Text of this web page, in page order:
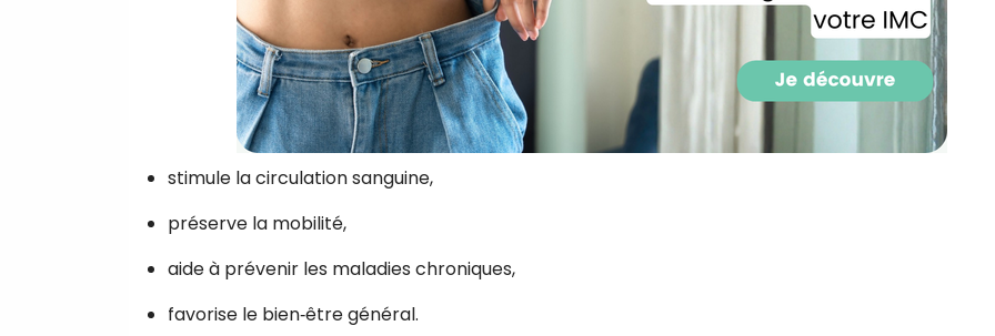
stimule la circulation sanguine,
préserve la mobilité,
aide à prévenir les maladies chroniques,
favorise le bien‑être général.
Je consens à ce que la société
Prisma Players analyse le taux
des courriels pour mesurer et
performances des campagnes.
pourrons savoir si vous ouvrez les
l'heure à laquelle vous le faites
des informations sur le terminal
utilisez. Pour en savoir plus sur ces